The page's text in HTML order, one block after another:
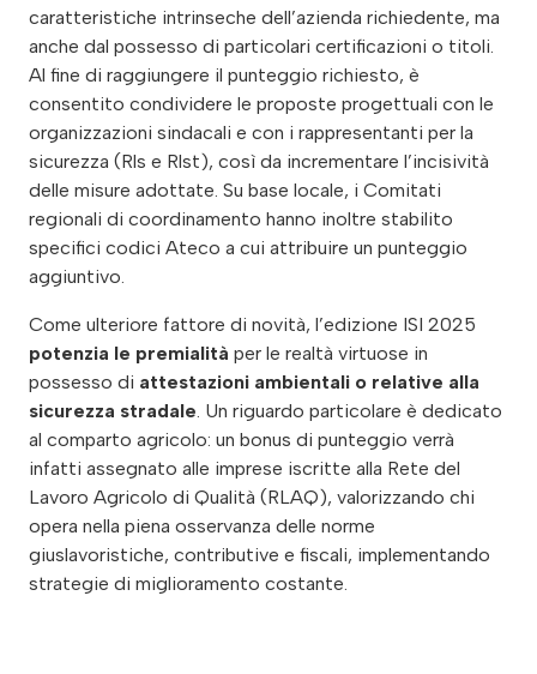
caratteristiche intrinseche dell’azienda richiedente, ma
anche dal possesso di particolari certificazioni o titoli.
Al fine di raggiungere il punteggio richiesto, è
consentito condividere le proposte progettuali con le
organizzazioni sindacali e con i rappresentanti per la
sicurezza (Rls e Rlst), così da incrementare l’incisività
delle misure adottate. Su base locale, i Comitati
regionali di coordinamento hanno inoltre stabilito
specifici codici Ateco a cui attribuire un punteggio
aggiuntivo.
Come ulteriore fattore di novità, l’edizione ISI 2025
potenzia le premialità per le realtà virtuose in
possesso di attestazioni ambientali o relative alla
sicurezza stradale. Un riguardo particolare è dedicato
al comparto agricolo: un bonus di punteggio verrà
infatti assegnato alle imprese iscritte alla Rete del
Lavoro Agricolo di Qualità (RLAQ), valorizzando chi
opera nella piena osservanza delle norme
giuslavoristiche, contributive e fiscali, implementando
strategie di miglioramento costante.